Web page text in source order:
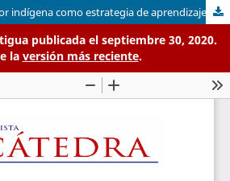
La Taptana o contador indígena como estrategia de aprendizaje en operaciones matemáticas básicas
publicada el septiembre 30, 2020.
la versión más reciente.